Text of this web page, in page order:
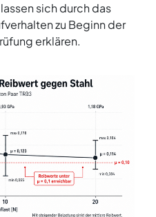
sich durch das
zu Beginn der
erklären.